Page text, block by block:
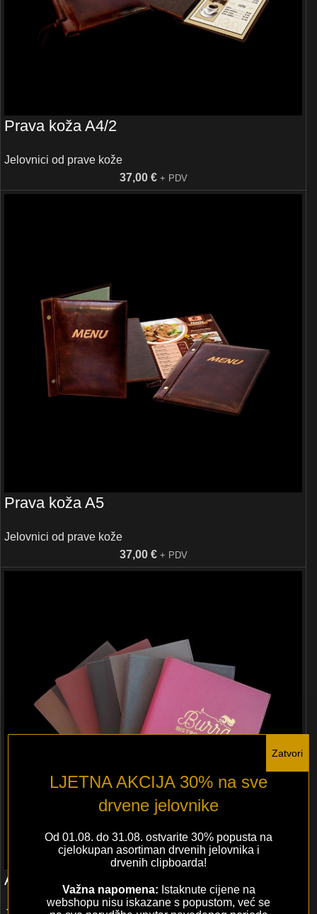
Prava koža A4/2
Jelovnici od prave kože
37,00 € + PDV
Prava koža A5
Jelovnici od prave kože
37,00 € + PDV
A5 – Elux – Eko koža
LJETNA AKCIJA 30% na sve
drvene jelovnike
Od 01.08. do 31.08. ostvarite 30% popusta na
cjelokupan asortiman drvenih jelovnika i
drvenih clipboarda!
Važna napomena: Istaknute cijene na
webshopu nisu iskazane s popustom, već se
Zatvori